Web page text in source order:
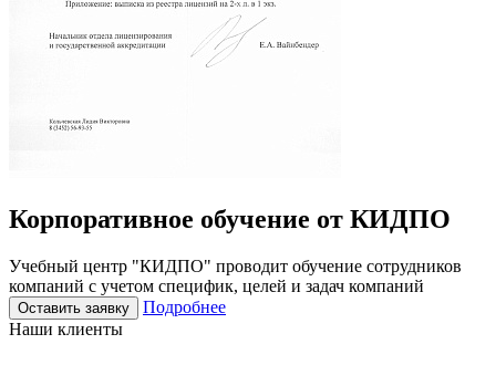
Корпоративное обучение от КИДПО
Учебный центр "КИДПО" проводит обучение сотрудников
компаний с учетом специфик, целей и задач компаний
Оставить заявку
Подробнее
Наши клиенты